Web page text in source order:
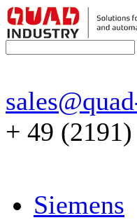
+ 49
Siemens